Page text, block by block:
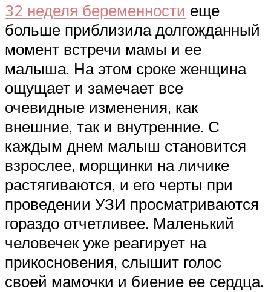
32 неделя беременности еще
больше приблизила долгожданный
момент встречи мамы и ее
малыша. На этом сроке женщина
ощущает и замечает все
очевидные изменения, как
внешние, так и внутренние. С
каждым днем малыш становится
взрослее, морщинки на личике
растягиваются, и его черты при
проведении УЗИ просматриваются
гораздо отчетливее. Маленький
человечек уже реагирует на
прикосновения, слышит голос
своей мамочки и биение ее сердца.